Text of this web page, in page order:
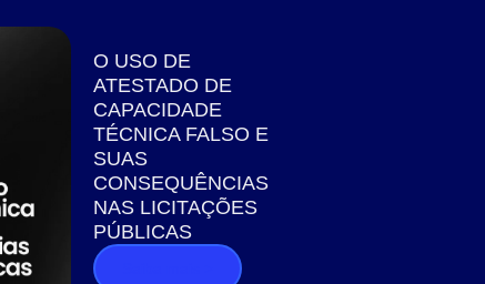
O USO DE
ATESTADO DE
CAPACIDADE
TÉCNICA FALSO E
SUAS
CONSEQUÊNCIAS
NAS LICITAÇÕES
PÚBLICAS